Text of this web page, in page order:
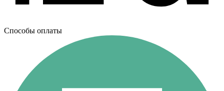
Способы оплаты